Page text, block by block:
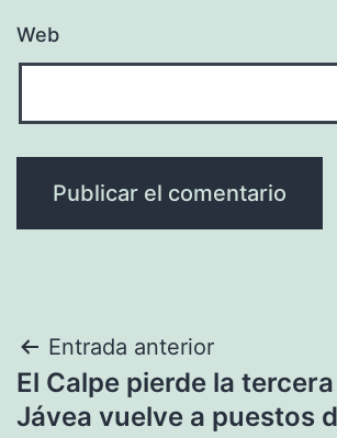
Web
Navegación
de
Entrada anterior
El Calpe pierde la
Jávea vuelve a puestos